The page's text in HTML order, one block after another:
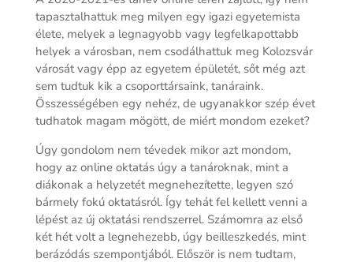
tapasztalhattuk meg milyen egy igazi egyetemista
élete, melyek a legnagyobb vagy legfelkapottabb
helyek a városban, nem csodálhattuk meg Kolozsvár
városát vagy épp az egyetem épületét, sőt még azt
sem tudtuk kik a csoporttársaink, tanáraink.
Összességében egy nehéz, de ugyanakkor szép évet
tudhatok magam mögött, de miért mondom ezeket?
Úgy gondolom nem tévedek mikor azt mondom,
hogy az online oktatás úgy a tanároknak, mint a
diákonak a helyzetét megnehezítette, legyen szó
bármely fokú oktatásról. Így tehát fel kellett venni a
lépést az új oktatási rendszerrel. Számomra az első
két hét volt a legnehezebb, úgy beilleszkedés, mint
berázódás szempontjából. Először is nem tudtam,